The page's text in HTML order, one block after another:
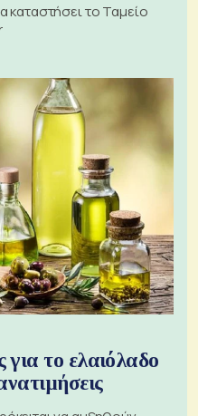
καταστήσει το Ταμείο
για το ελαιόλαδο